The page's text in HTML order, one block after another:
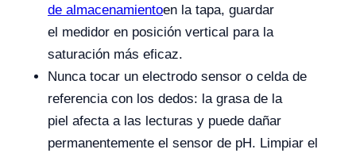
de almacenamientoen la tapa, guardar
el medidor en posición vertical para la
saturación más eficaz.
Nunca tocar un electrodo sensor o celda de
referencia con los dedos: la grasa de la
piel afecta a las lecturas y puede dañar
permanentemente el sensor de pH. Limpiar el